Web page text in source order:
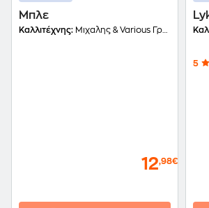
Μπλε
Καλλιτέχνης: Μιχαλης & Various Γρηγοριου
12,98€
5